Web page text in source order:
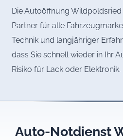
Die Autoöffnung
Partner für alle
Technik und langjähriger
dass Sie schnell wieder in Ihr
Risiko für Lack oder Elektronik.
Auto-Notdienst